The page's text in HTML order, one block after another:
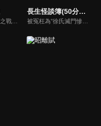
舒城在楚墨兩國之戰中落敗，並成為了墨國五皇女莫茴的魂器。失去自我意識的舒城跟隨姐姐莫茹回到墨國，面對失而復得的妹妹，莫茹欣喜又憂慮。為了保護親人和國家她棄醫從戎，甚至為了保護莫茴不惜被砍掉一條手臂，然而這一切都阻擋不了局勢的動盪不安...
長生怪談簿(50分鐘版)
被冤枉為“徐氏滅門慘案”兇手的主人公在多年後深陷倖存者的複仇圈套，成功說服其共同對抗真兇，並找出真相的故事。整個故事發生在一個荒山客棧，眾人鬥智斗勇，一步步揭開每個人的秘密，還原案件本來面目。